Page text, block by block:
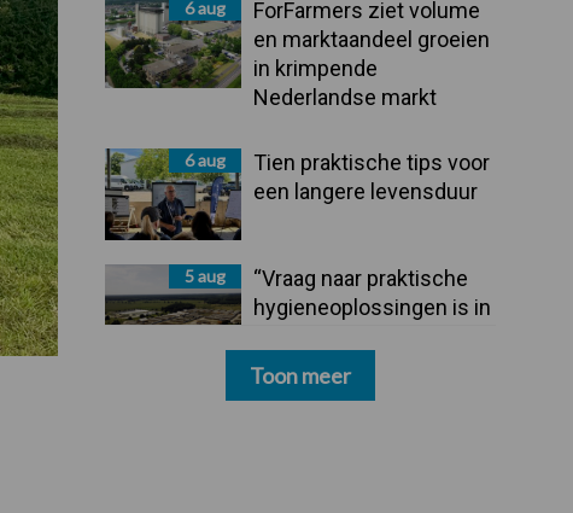
6 aug
ForFarmers ziet volume
en marktaandeel groeien
in krimpende
Nederlandse markt
6 aug
Tien praktische tips voor
een langere levensduur
5 aug
“Vraag naar praktische
hygieneoplossingen is in
Toon meer